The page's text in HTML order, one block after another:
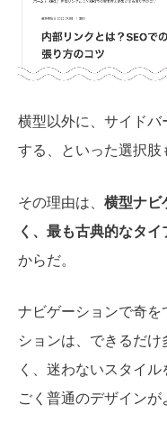
横型以外に、サイドバ
する、といった選択肢
その理由は、 横型ナビ
く、最も古典的なタ
からだ。
ナビゲーションで奇を
ションは、できるだ
く、迷わないスタイル
ごく普通のデザインが